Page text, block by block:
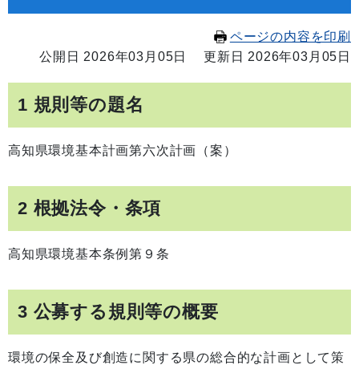
ページの内容を印刷
公開日 2026年03月05日
更新日 2026年03月05日
1 規則等の題名
高知県環境基本計画第六次計画（案）
2 根拠法令・条項
高知県環境基本条例第９条
3 公募する規則等の概要
環境の保全及び創造に関する県の総合的な計画として策